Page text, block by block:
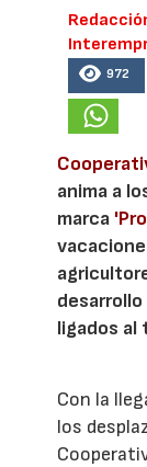
972
anima a
marca
ligados
Con la
los